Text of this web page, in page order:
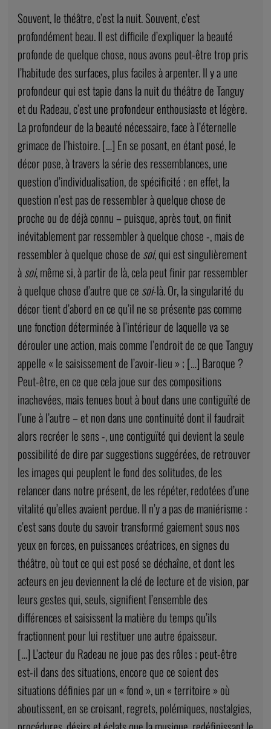
Souvent, le théâtre, c’est la nuit. Souvent, c’est
profondément beau. Il est difficile d’expliquer la beauté
profonde de quelque chose, nous avons peut-être trop pris
l’habitude des surfaces, plus faciles à arpenter. Il y a une
profondeur qui est tapie dans la nuit du théâtre de Tanguy
et du Radeau, c’est une profondeur enthousiaste et légère.
La profondeur de la beauté nécessaire, face à l’éternelle
grimace de l’histoire. […] En se posant, en étant posé, le
décor pose, à travers la série des ressemblances, une
question d’individualisation, de spécificité ; en effet, la
question n’est pas de ressembler à quelque chose de
proche ou de déjà connu – puisque, après tout, on finit
inévitablement par ressembler à quelque chose -, mais de
ressembler à quelque chose de soi, qui est singulièrement
àsoi, même si, à partir de là, cela peut finir par ressembler
à quelque chose d’autre que ce soi-là. Or, la singularité du
décor tient d’abord en ce qu’il ne se présente pas comme
une fonction déterminée à l’intérieur de laquelle va se
dérouler une action, mais comme l’endroit de ce que Tanguy
appelle « le saisissement de l’avoir-lieu » ; […] Baroque ?
Peut-être, en ce que cela joue sur des compositions
inachevées, mais tenues bout à bout dans une contiguïté de
l’une à l’autre – et non dans une continuité dont il faudrait
alors recréer le sens -, une contiguïté qui devient la seule
possibilité de dire par suggestions suggérées, de retrouver
les images qui peuplent le fond des solitudes, de les
relancer dans notre présent, de les répéter, redotées d’une
vitalité qu’elles avaient perdue. Il n’y a pas de maniérisme :
c’est sans doute du savoir transformé gaiement sous nos
yeux en forces, en puissances créatrices, en signes du
théâtre, où tout ce qui est posé se déchaîne, et dont les
acteurs en jeu deviennent la clé de lecture et de vision, par
leurs gestes qui, seuls, signifient l’ensemble des
différences et saisissent la matière du temps qu’ils
fractionnent pour lui restituer une autre épaisseur.
[…] L’acteur du Radeau ne joue pas des rôles ; peut-être
est-il dans des situations, encore que ce soient des
situations définies par un « fond », un « territoire » où
aboutissent, en se croisant, regrets, polémiques, nostalgies,